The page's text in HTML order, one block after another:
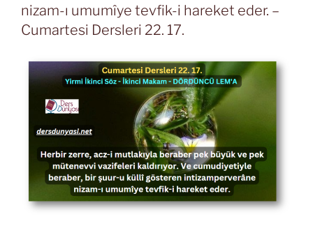
nizam-ı umumîye tevfik-i hareket eder. –
Cumartesi Dersleri 22. 17.